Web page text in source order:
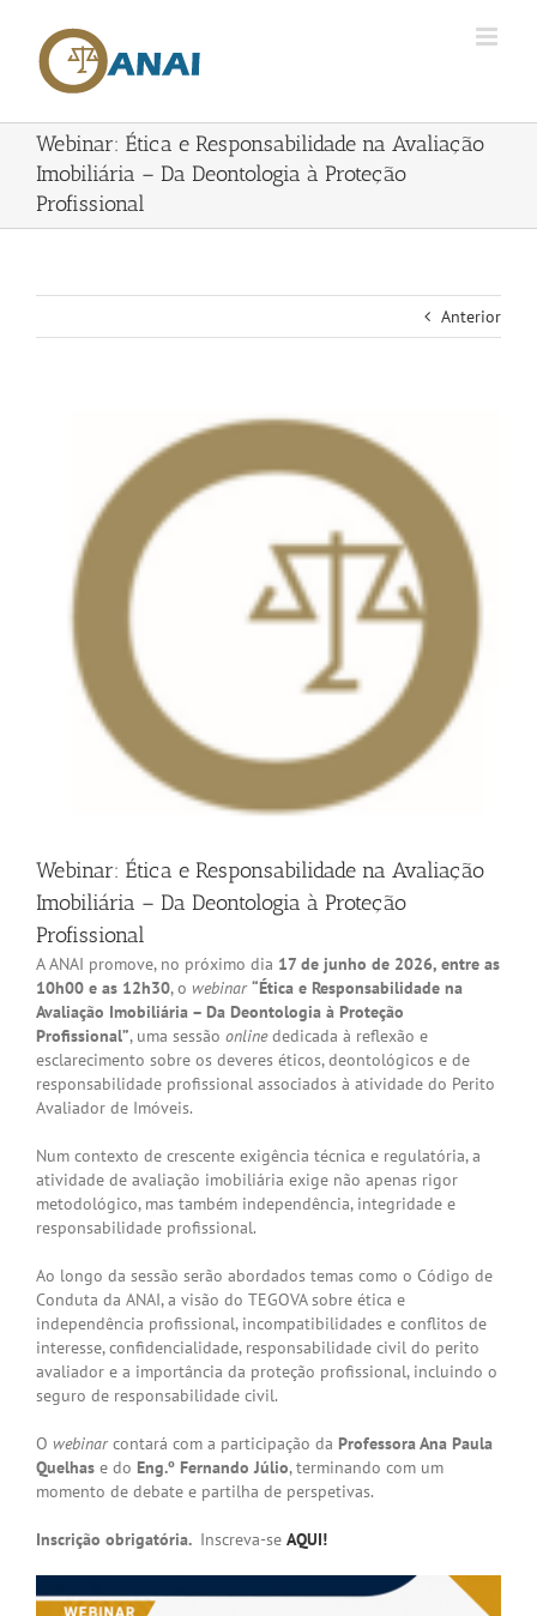
content
Webinar: Ética e Responsabilidade na Avaliação
Imobiliária – Da Deontologia à Proteção
Profissional
Anterior
Webinar: Ética e Responsabilidade na Avaliação
Imobiliária – Da Deontologia à Proteção
Profissional
A ANAI promove, no próximo dia 17 de junho de 2026, entre as
10h00 e as 12h30, o webinar “Ética e Responsabilidade na
Avaliação Imobiliária – Da Deontologia à Proteção
Profissional”, uma sessão onlinededicada à reflexão e
esclarecimento sobre os deveres éticos, deontológicos e de
responsabilidade profissional associados à atividade do Perito
Avaliador de Imóveis.
Num contexto de crescente exigência técnica e regulatória, a
atividade de avaliação imobiliária exige não apenas rigor
metodológico, mas também independência, integridade e
responsabilidade profissional.
Ao longo da sessão serão abordados temas como o Código de
Conduta da ANAI, a visão do TEGOVA sobre ética e
independência profissional, incompatibilidades e conflitos de
interesse, confidencialidade, responsabilidade civil do perito
avaliador e a importância da proteção profissional, incluindo o
seguro de responsabilidade civil.
O webinarcontará com a participação da Professora Ana Paula
Quelhas e do Eng.º Fernando Júlio, terminando com um
momento de debate e partilha de perspetivas.
Inscrição obrigatória. Inscreva-se AQUI!